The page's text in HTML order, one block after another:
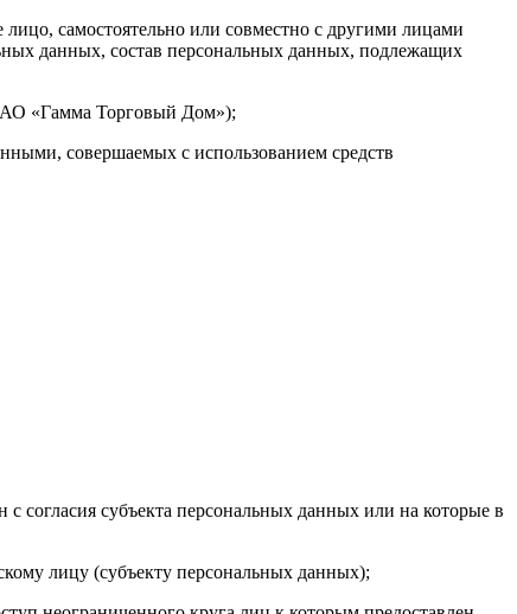
самостоятельно или совместно с другими лицами
данных, состав персональных данных, подлежащих
«Гамма Торговый Дом»);
совершаемых с использованием средств
согласия субъекта персональных данных или на которые в
лицу (субъекту персональных данных);